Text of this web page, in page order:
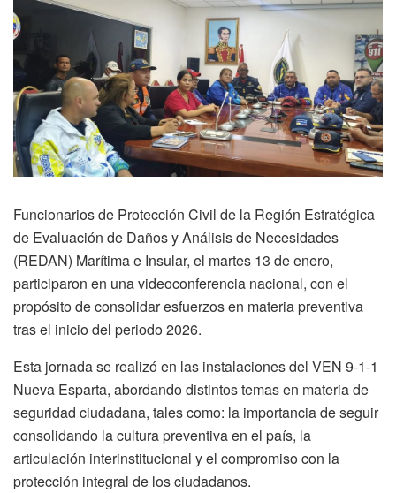
Funcionarios de Protección Civil de la Región Estratégica
de Evaluación de Daños y Análisis de Necesidades
(REDAN) Marítima e Insular, el martes 13 de enero,
participaron en una videoconferencia nacional, con el
propósito de consolidar esfuerzos en materia preventiva
tras el inicio del periodo 2026.
Esta jornada se realizó en las instalaciones del VEN 9-1-1
Nueva Esparta, abordando distintos temas en materia de
seguridad ciudadana, tales como: la importancia de seguir
consolidando la cultura preventiva en el país, la
articulación interinstitucional y el compromiso con la
protección integral de los ciudadanos.